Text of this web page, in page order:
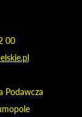
00
Podawcza